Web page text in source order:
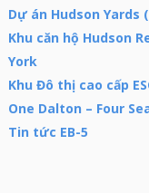
Dự án Hudson Yards
Khu căn hộ Hudson
York
Khu Đô thị cao cấp
One Dalton – Four
Tin tức EB-5